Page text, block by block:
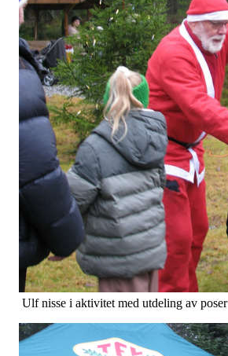
Ulf nisse i aktivitet med utdeling av poser